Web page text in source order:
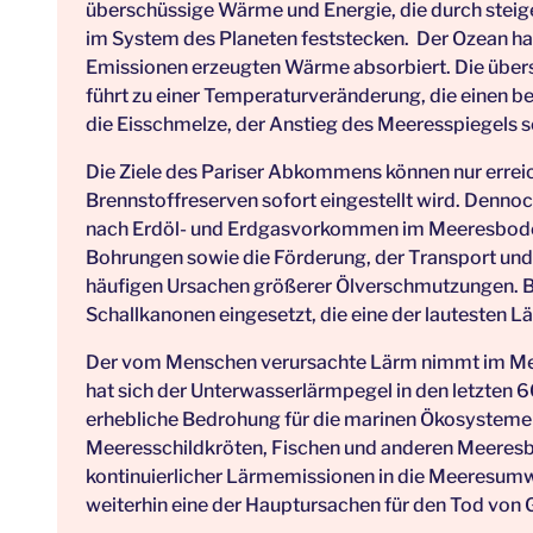
überschüssige Wärme und Energie, die durch
im System des Planeten feststecken. Der Ozean
Emissionen erzeugten Wärme absorbiert. Die
führt zu einer Temperaturveränderung, die einen
die Eisschmelze, der Anstieg des Meeresspiegels
Die Ziele des Pariser Abkommens können nur
Brennstoffreserven sofort eingestellt wird.
nach Erdöl- und Erdgasvorkommen im
Bohrungen sowie die Förderung, der Transport
häufigen Ursachen größerer Ölverschmutzungen.
Schallkanonen eingesetzt, die eine der lautesten
Der vom Menschen verursachte Lärm nimmt im
hat sich der Unterwasserlärmpegel in den letzten
erhebliche Bedrohung für die marinen
Meeresschildkröten, Fischen und anderen
kontinuierlicher Lärmemissionen in die
weiterhin eine der Hauptursachen für den Tod von